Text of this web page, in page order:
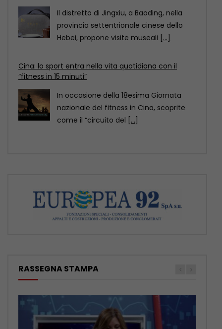
In occasione della 18esima Giornata
nazionale del fitness in Cina, scoprite
come il “circuito del[...]
Cina: il Festival delle torce illumina le risaie
terrazzate del Sichuan
Al calare della notte, le risaie terrazzate
della contea di Yuexi, nella provincia
sud-occidentale cinese
RASSEGNA STAMPA